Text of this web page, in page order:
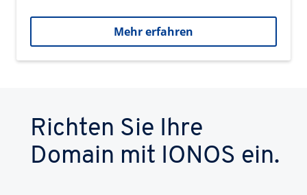
Mehr erfahren
Richten Sie Ihre
Domain mit IONOS ein.